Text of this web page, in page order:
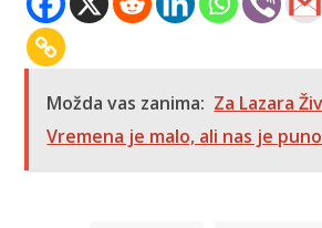
Možda vas zanima: Za Lazara
Vremena je malo, ali nas je puno